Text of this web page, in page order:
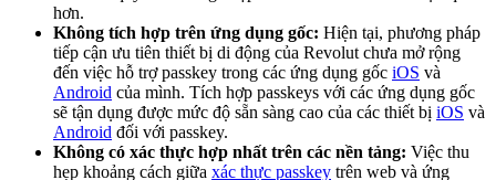
hơn.
Không tích hợp trên ứng dụng gốc: Hiện tại, phương pháp
tiếp cận ưu tiên thiết bị di động của Revolut chưa mở rộng
đến việc hỗ trợ passkey trong các ứng dụng gốc iOS và
Android của mình. Tích hợp passkeys với các ứng dụng gốc
sẽ tận dụng được mức độ sẵn sàng cao của các thiết bị iOS và
Android đối với passkey.
Không có xác thực hợp nhất trên các nền tảng: Việc thu
hẹp khoảng cách giữa xác thực passkey trên web và ứng